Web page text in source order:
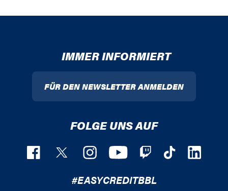
IMMER INFORMIERT
FÜR DEN NEWSLETTER ANMELDEN
FOLGE UNS AUF
#EASYCREDITBBL